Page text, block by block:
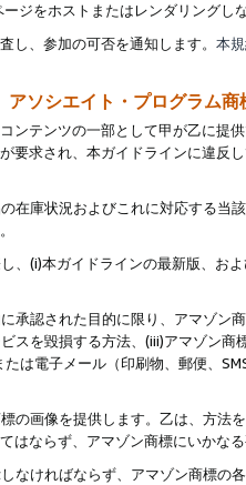
ジをホストまたはレンダリングし
し、参加の可否を通知します。 本
アソシエイト・プログラム
ンテンツの一部として甲が乙に提
要求され、本ガイドラインに違反
在庫状況およびこれに対応する
、(i)本ガイドラインの最新版、お
承認された目的に限り、アマゾン
スを毀損する方法、(iii)アマゾン
は電子メール（印刷物、郵便、
の画像を提供します。乙は、方
はならず、アマゾン商標にいかな
なければならず、アマゾン商標